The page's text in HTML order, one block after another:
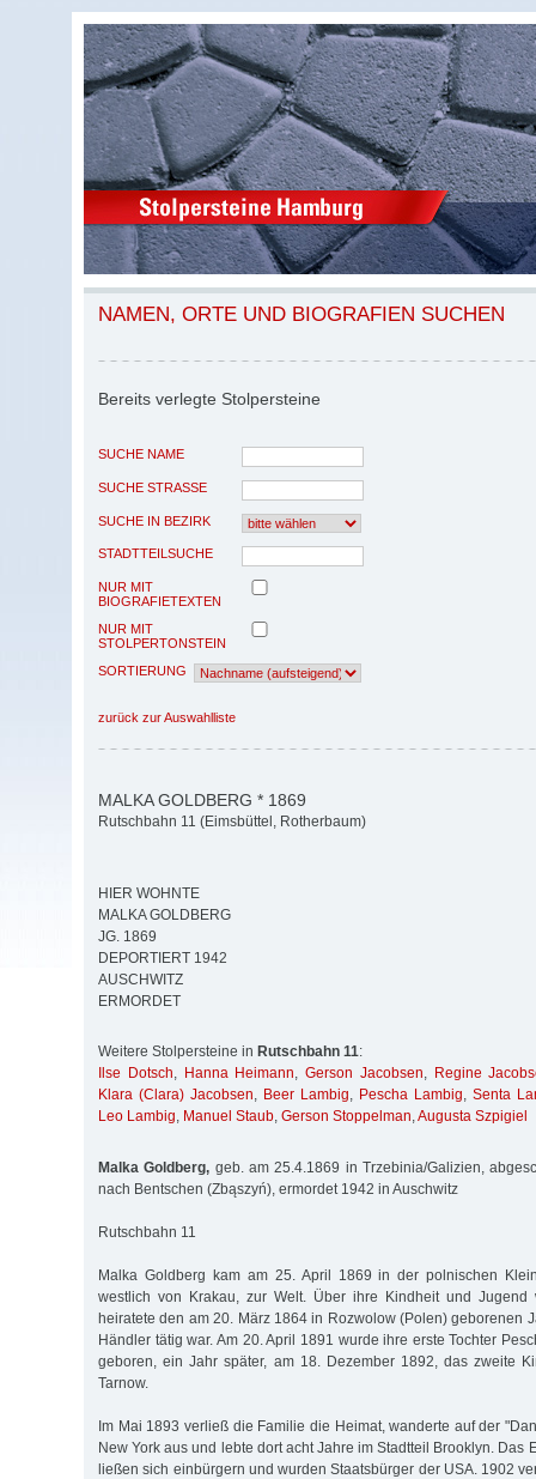
NAMEN, ORTE UND BIOGRAFIEN SUCHEN
Bereits verlegte Stolpersteine
SUCHE NAME
SUCHE STRASSE
SUCHE IN BEZIRK
STADTTEILSUCHE
NUR MIT
BIOGRAFIETEXTEN
NUR MIT
STOLPERTONSTEIN
SORTIERUNG
zurück zur Auswahlliste
MALKA GOLDBERG * 1869
Rutschbahn 11 (Eimsbüttel, Rotherbaum)
HIER WOHNTE
MALKA GOLDBERG
JG. 1869
DEPORTIERT 1942
AUSCHWITZ
ERMORDET
Weitere Stolpersteine in Rutschbahn 11:
Ilse Dotsch, Hanna Heimann,Gerson Jacobsen, Regine
Klara (Clara) Jacobsen, Beer Lambig, Pescha Lambig, Senta
Leo Lambig, Manuel Staub, Gerson Stoppelman,Augusta Szpigiel
Malka Goldberg, geb. am 25.4.1869 in Trzebinia/Galizien,
nach Bentschen (Zbąszyń), ermordet 1942 in Auschwitz
Rutschbahn 11
Malka Goldberg kam am 25. April 1869 in der polnischen
westlich von Krakau, zur Welt. Über ihre Kindheit und Jugend
heiratete den am 20. März 1864 in Rozwolow (Polen) geborenen
Händler tätig war. Am 20. April 1891 wurde ihre erste Tochter
geboren, ein Jahr später, am 18. Dezember 1892, das zweite
Tarnow.
Im Mai 1893 verließ die Familie die Heimat, wanderte auf der
New York aus und lebte dort acht Jahre im Stadtteil Brooklyn. Das
ließen sich einbürgern und wurden Staatsbürger der USA. 1902